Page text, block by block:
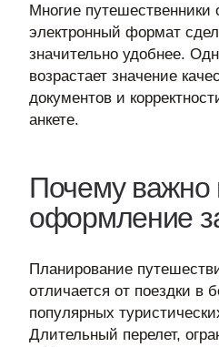
Многие путешественники
электронный формат
значительно удобнее.
возрастает значение
документов и
анкете.
Почему важно
оформление
Планирование
отличается от поездки в
популярных
Длительный перелет,